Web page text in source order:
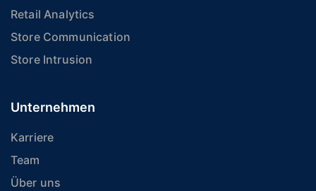
Retail Analytics
Store Communication
Store Intrusion
Unternehmen
Karriere
Team
Über uns